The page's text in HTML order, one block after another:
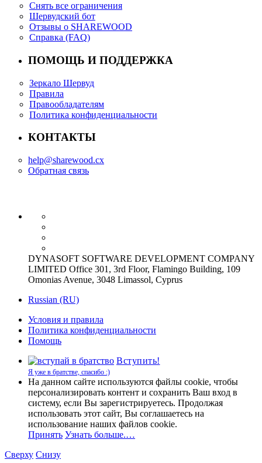
Снять все ограничения
Шервудский бот
Отзывы о SHAREWOOD
Справка (FAQ)
ПОМОЩЬ И ПОДДЕРЖКА
Зеркало Шервуд
Правила
Правообладателям
Политика конфиденциальности
КОНТАКТЫ
help@sharewood.cx
Обратная связь
DYNASOFT SOFTWARE DEVELOPMENT COMPANY
LIMITED Office 301, 3rd Floor, Flamingo Building, 109
Omonias Avenue, 3048 Limassol, Cyprus
Russian (RU)
Условия и правила
Политика конфиденциальности
Помощь
Вступить!
Я уже в братстве, спасибо :)
На данном сайте используются файлы cookie, чтобы
персонализировать контент и сохранить Ваш вход в
систему, если Вы зарегистрируетесь. Продолжая
использовать этот сайт, Вы соглашаетесь на
использование наших файлов cookie.
Принять Узнать больше.…
Сверху Снизу